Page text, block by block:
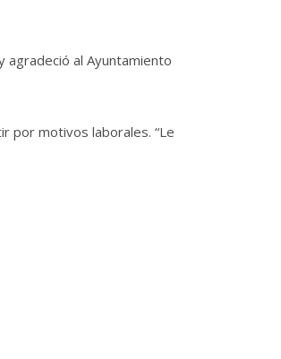
agradeció al Ayuntamiento
por motivos laborales. “Le